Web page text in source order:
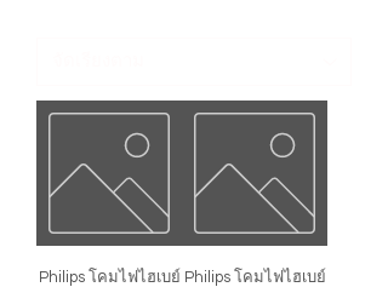
Philips โคมไฟไฮเบย์ Philips โคมไฟไฮเบย์